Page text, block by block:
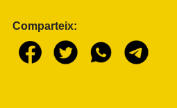
Comparteix: